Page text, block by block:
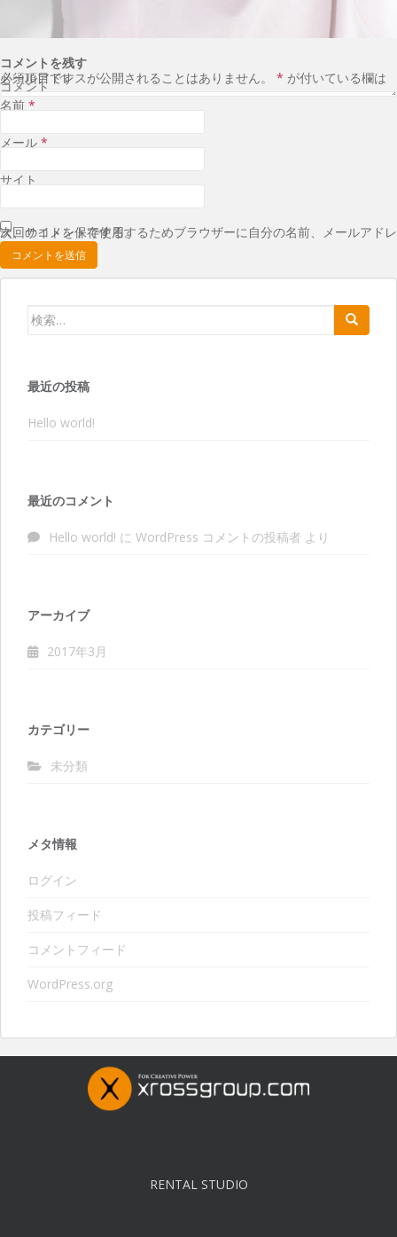
コメントを残す
メールアドレスが公開されることはありません。
*
が付いている欄は必須項目です
コメント
名前 *
メール *
サイト
次回のコメントで使用するためブラウザーに自分の名前、メールアドレス、サイトを保存する。
最近の投稿
Hello world!
最近のコメント
Hello world! に WordPress コメントの投稿者 より
アーカイブ
2017年3月
カテゴリー
未分類
メタ情報
ログイン
投稿フィード
コメントフィード
WordPress.org
RENTAL STUDIO